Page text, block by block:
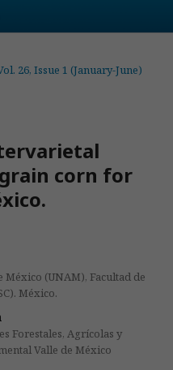
26, Issue 1 (January-June)
corn for
(UNAM), Facultad de
México.
Forestales, Agrícolas y
Valle de México